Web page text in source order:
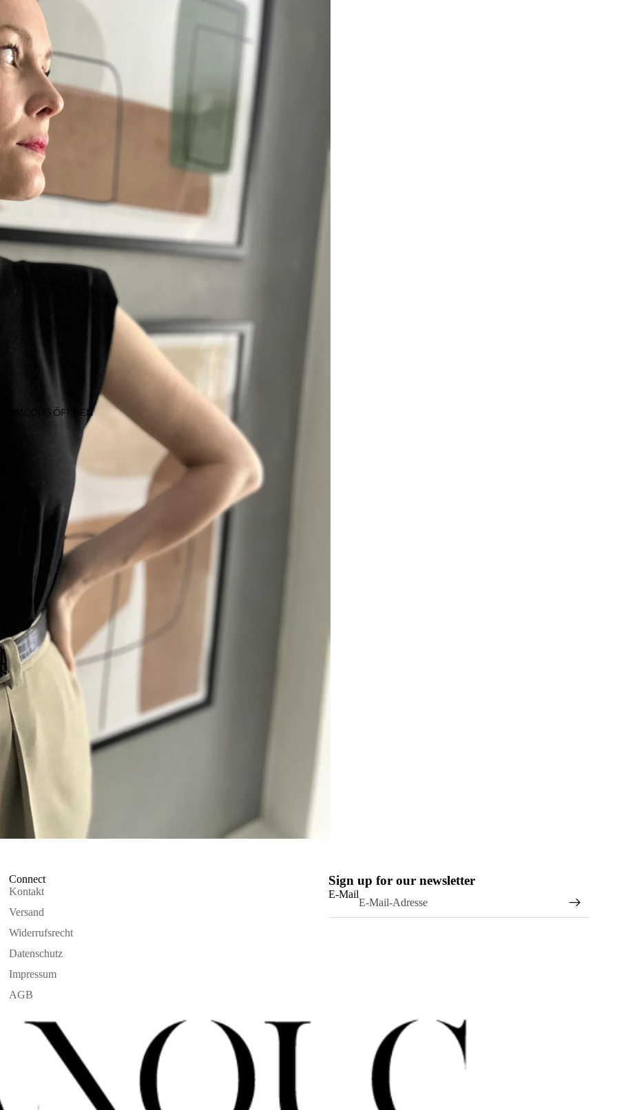
ÖFFNEN
Connect
Kontakt
Versand
Widerrufsrecht
Datenschutz
Impressum
AGB
Sign up for our newsletter
E-Mail
Widerrufsrecht